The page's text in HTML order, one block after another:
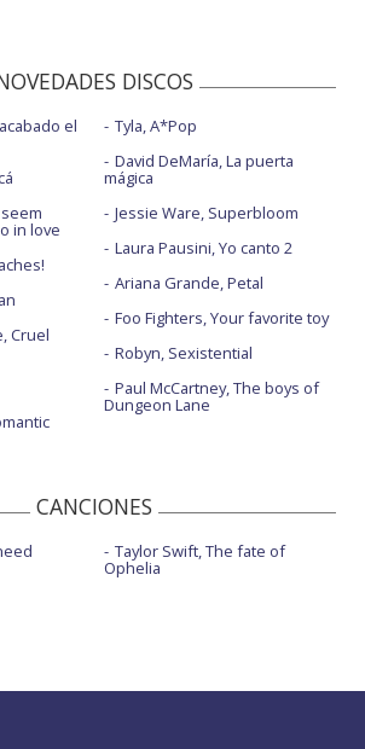
DISCOS
el
in love
Cruel
Tyla, A*Pop
David DeMaría, La puerta
mágica
Jessie Ware, Superbloom
Laura Pausini, Yo canto 2
Ariana Grande, Petal
Foo Fighters, Your favorite toy
Robyn, Sexistential
Paul McCartney, The boys of
Dungeon Lane
CANCIONES
Taylor Swift, The fate of
Ophelia